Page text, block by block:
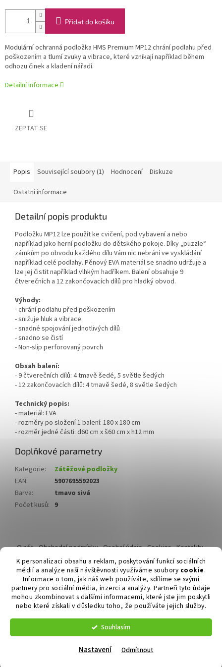
K personalizaci obsahu a reklam, poskytování funkcí sociálních
médií a analýze naší návštěvnosti využíváme soubory cookie.
Informace o tom, jak náš web používáte, sdílíme se svými
partnery pro sociální média, inzerci a analýzy. Partneři tyto údaje
mohou zkombinovat s dalšími informacemi, které jste jim poskytli
nebo které získali v důsledku toho, že používáte jejich služby.
Souhlasím
Nastavení Odmítnout
Přidat do košíku
Modulární ochranná podložka HMS Premium MP12 chrání podlahu před
poškozením a tlumí zvuky a vibrace, které vznikají například během
odhozu činek a kladení nářadí.
Detailní informace
ZEPTAT SE
Popis Související soubory (1) Hodnocení Diskuze
Ostatní informace
Detailní popis produktu
Podložku MP12 lze použít ke cvičení, pod vybavení a nebo
například jako herní podložku do dětského pokoje. Díky „puzzle“
zámkům po obvodu každého dílu Vám nic nebrání ve vyskládání
například celé podlahy. Pěnový EVA materiál se snadno udržuje a
lze jej čistit například vlhkým hadříkem. Balení obsahuje 9
čtverečních a 12 zakončovacích dílů pro hladký obvod.
Výhody:
- chrání podlahu před poškozením
- snižuje hluk a vibrace
- snadné spojování jednotlivých dílů
- snadno se čistí
- Non-slip perforovaný povrch
Obsah balení:
- 9 čtverečních dílů: 4 tmavě šedé, 5 světle šedých
- 12 zakončovacích dílů: 4 tmavě šedé, 8 světle šedých
Technický popis:
- materiál: EVA
- rozměry po složení 1 balení: 180 x 180 cm
- rozměr jedné části: d60 cm x š60 cm x h12 mm
Doplňkové parametry
Kategorie:
Zátěžové podložky
EAN:
5907695592023
Barva:
tmavo sivá
Počet kusů: 9
á
p
O nás Obchodní podmínky Osobní údaje Cookies Kontakty
Reklamační řád
Vytvořil Shoptet
Copyright 2026Duvlan.cz. Všechna práva vyhrazena.Upravit
nastavení cookies